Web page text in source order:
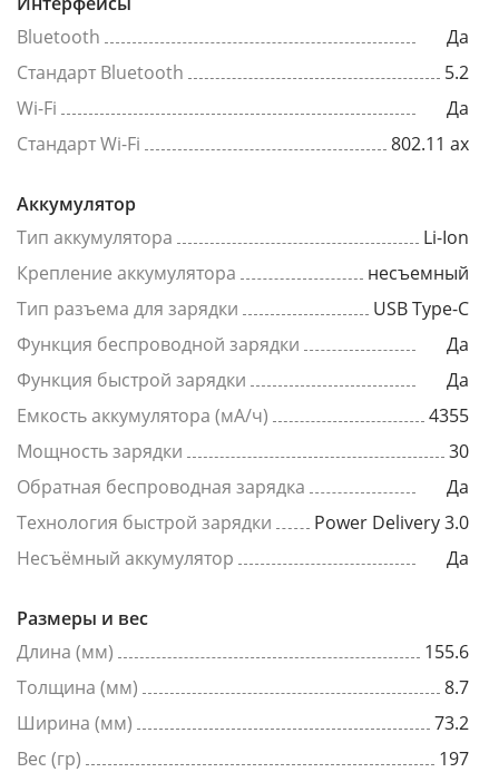
Bluetooth
Да
Стандарт Bluetooth
5.2
Wi-Fi
Да
Стандарт Wi-Fi
802.11 ax
Аккумулятор
Тип аккумулятора
Li-Ion
Крепление аккумулятора
несъемный
Тип разъема для зарядки
USB Type-C
Функция беспроводной зарядки
Да
Функция быстрой зарядки
Да
Емкость аккумулятора (мА/ч)
4355
Мощность зарядки
30
Обратная беспроводная зарядка
Да
Технология быстрой зарядки
Power Delivery 3.0
Несъёмный аккумулятор
Да
Размеры и вес
Длина (мм)
155.6
Толщина (мм)
8.7
Ширина (мм)
73.2
Вес (гр)
197